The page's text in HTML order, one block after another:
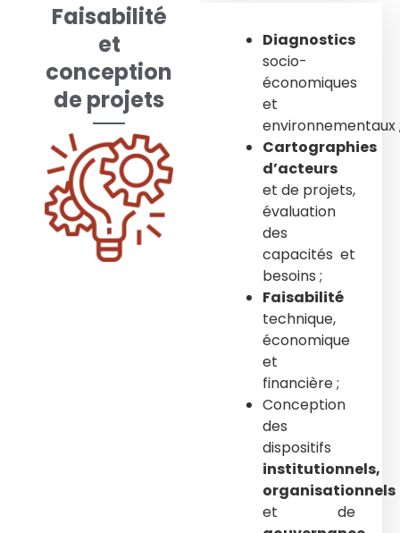
Faisabilité
et
conception
de projets
Diagnostics
socio-
économiques
et
environnementaux
Cartographies
d’acteurs
et de projets,
évaluation
des
capacités et
besoins ;
Faisabilité
technique,
économique
et
financière ;
Conception
des
dispositifs
institutionnels,
organisationnels
et de